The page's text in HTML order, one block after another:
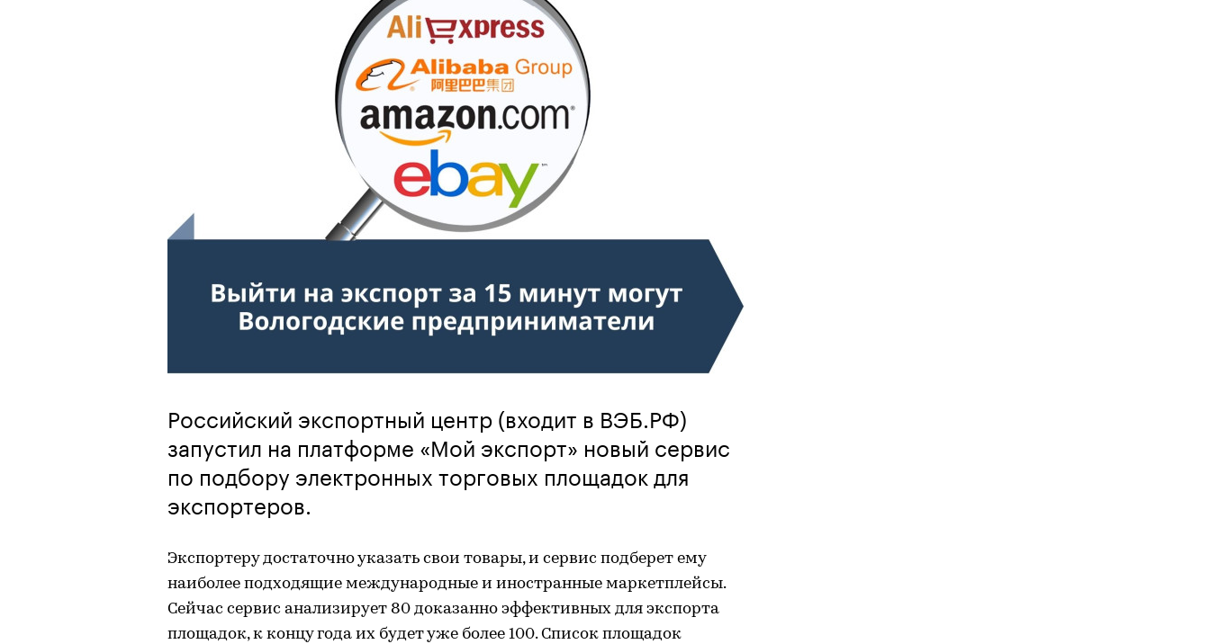
Российский экспортный центр (входит в ВЭБ.РФ)
запустил на платформе «Мой экспорт» новый сервис
по подбору электронных торговых площадок для
экспортеров.
Экспортеру достаточно указать свои товары, и сервис подберет ему
наиболее подходящие международные и иностранные маркетплейсы.
Сейчас сервис анализирует 80 доказанно эффективных для экспорта
площадок, к концу года их будет уже более 100. Список площадок